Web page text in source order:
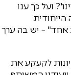
ועל כך ענו
אחד" – יש בה ערך
לקעקע את